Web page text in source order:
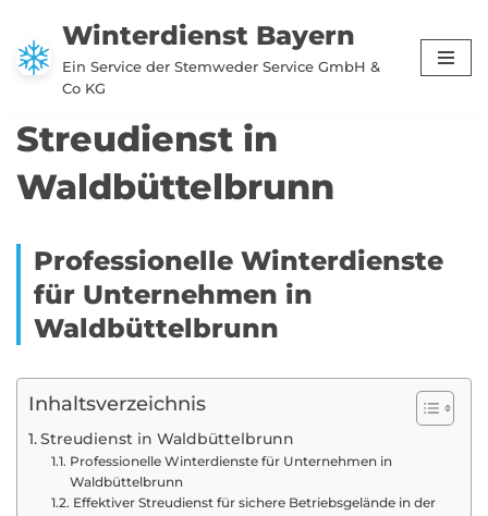
Zum
Inhalt
Winterdienst Bayern
Ein Service der Stemweder Service GmbH &
Co KG
Streudienst in
Waldbüttelbrunn
Professionelle Winterdienste
für Unternehmen in
Waldbüttelbrunn
Inhaltsverzeichnis
Streudienst in Waldbüttelbrunn
Professionelle Winterdienste für Unternehmen in
Waldbüttelbrunn
Effektiver Streudienst für sichere Betriebsgelände in der